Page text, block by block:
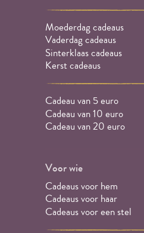
Moederdag cadeaus
Vaderdag cadeaus
Sinterklaas cadeaus
Kerst cadeaus
Cadeau van 5 euro
Cadeau van 10 euro
Cadeau van 20 euro
Voor wie
Cadeaus voor hem
Cadeaus voor haar
Cadeaus voor een stel